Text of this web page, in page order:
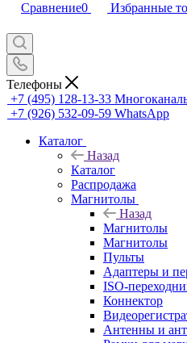
Сравнение0 Избранные
Телефоны
+7 (495) 128-13-33
+7 (926) 532-09-59 WhatsApp
Каталог
Назад
Каталог
Распродажа
Магнитолы
Назад
Магнитолы
Магнитолы
Пульты
Адаптеры и
ISO-
Коннектор
Антенны и